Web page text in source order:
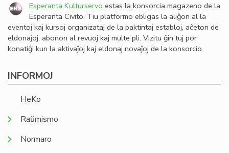
Esperanta Kulturservo estas la konsorcia magazeno de la
Esperanta Civito. Tiu platformo ebligas la aliĝon al la
eventoj kaj kursoj organizataj de la paktintaj establoj, aĉeton de
eldonaĵoj, abonon al revuoj kaj multe pli. Vizitu ĝin tuj por
konatiĝi kun la aktivaĵoj kaj eldonaj novaĵoj de la konsorcio.
INFORMOJ
HeKo
Raŭmismo
Normaro